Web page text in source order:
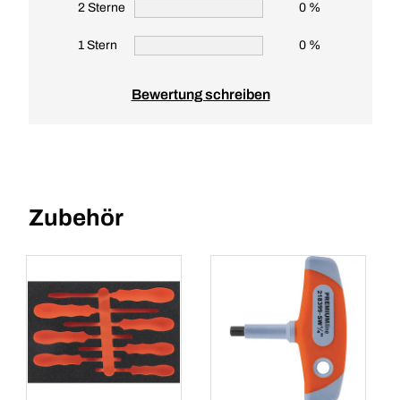
2 Sterne 0 %
1 Stern 0 %
Bewertung schreiben
Zubehör